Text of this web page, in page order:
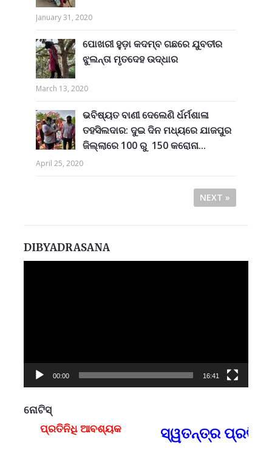
January 31, 2020
ପୋଖରୀ ହୁଡ଼ା କଦମ୍ବ ଗଛରେ ଯୁବତୀର
ଝୁଲନ୍ତା ମୃତଦେହ ଉଦ୍ଧାର
March 13, 2020
ଭବିଷ୍ୟତ ବାଣୀ ଦେଲେଣି ର୍ଧର୍ମଶାଳା
ତହସିଲଦାର: ଦୁଇ ଦିନ ମଧ୍ୟରେ ଯାଜପୁର
ଜିଲ୍ଲାରେ 100 ରୁ 150 କରୋନା...
April 25, 2020
NEXT »
DIBYADRASANA
00:00 16:41
ନୋଟିସ୍
ପ୍ରତିନିଧି ଆବଶ୍ୟକ
ସ୍ୱତନ୍ତ୍ର ପ୍ରତିନିଧି